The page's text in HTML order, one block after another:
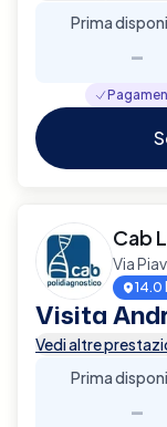
Prima
-
Cab
Via
14.0
Visita
Vedi altre
Prima
-